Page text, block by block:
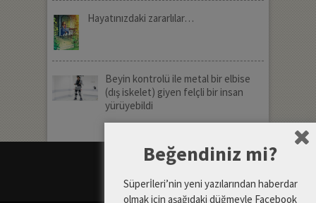
Hayatınızdaki zararlılar…
Beyin kontrolü ile metal bir elbise
(dış iskelet) giyen felçli bir insan
yürüyebildi
Beğendiniz mi?
Süperİleri’nin yeni yazılarından haberdar
olmak için aşağıdaki düğmeyle Facebook